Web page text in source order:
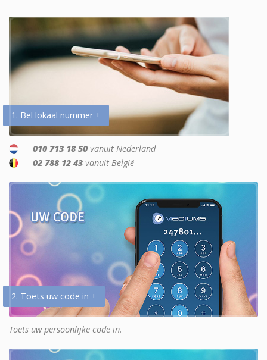
1. Bel lokaal nummer +
010 713 18 50 vanuit Nederland
02 788 12 43 vanuit België
2. Toets uw code in +
Toets uw persoonlijke code in.